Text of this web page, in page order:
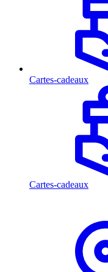
Cartes-cadeaux
Cartes-cadeaux